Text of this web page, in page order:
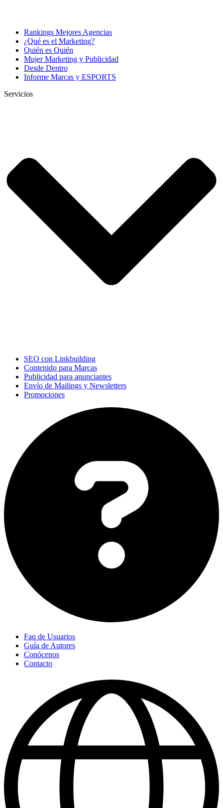
Rankings Mejores Agencias
¿Qué es el Marketing?
Quién es Quién
Mujer Marketing y Publicidad
Desde Dentro
Informe Marcas y ESPORTS
Servicios
SEO con Linkbuilding
Contenido para Marcas
Publicidad para anunciantes
Envío de Mailings y Newsletters
Promociones
Faq de Usuarios
Guía de Autores
Conócenos
Contacto